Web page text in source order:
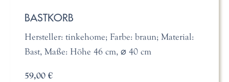
BASTKORB
Hersteller: tinkehome; Farbe: braun; Material:
Bast, Maße: Höhe 46 cm, ⌀ 40 cm
59,00 €